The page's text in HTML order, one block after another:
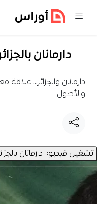
دارمانان
دارمانان والجزائر…
والأصول
تشغيل فيديو: دارمانان